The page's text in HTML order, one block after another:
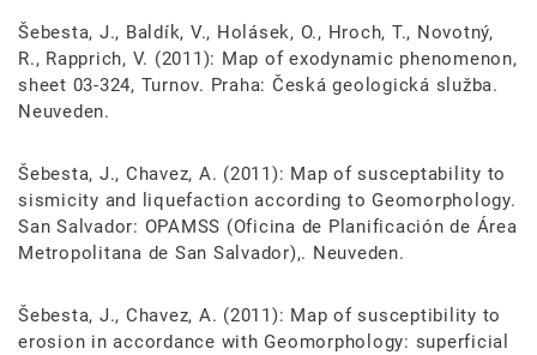
Šebesta, J., Baldík, V., Holásek, O., Hroch, T., Novotný,
R., Rapprich, V. (2011): Map of exodynamic phenomenon,
sheet 03-324, Turnov. Praha: Česká geologická služba.
Neuveden.
Šebesta, J., Chavez, A. (2011): Map of susceptability to
sismicity and liquefaction according to Geomorphology.
San Salvador: OPAMSS (Oficina de Planificación de Área
Metropolitana de San Salvador),. Neuveden.
Šebesta, J., Chavez, A. (2011): Map of susceptibility to
erosion in accordance with Geomorphology: superficial